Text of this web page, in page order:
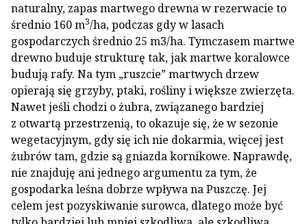
naturalny, zapas martwego drewna w rezerwacie to
średnio 160 m3/ha, podczas gdy w lasach
gospodarczych średnio 25 m3/ha. Tymczasem martwe
drewno buduje strukturę tak, jak martwe koralowce
budują rafy. Na tym „ruszcie” martwych drzew
opierają się grzyby, ptaki, rośliny i większe zwierzęta.
Nawet jeśli chodzi o żubra, związanego bardziej
z otwartą przestrzenią, to okazuje się, że w sezonie
wegetacyjnym, gdy się ich nie dokarmia, więcej jest
żubrów tam, gdzie są gniazda kornikowe. Naprawdę,
nie znajduję ani jednego argumentu za tym, że
gospodarka leśna dobrze wpływa na Puszczę. Jej
celem jest pozyskiwanie surowca, dlatego może być